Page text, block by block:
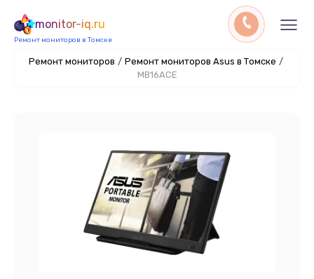
monitor-iq.ru
Ремонт мониторов в Томске
Ремонт мониторов / Ремонт мониторов Asus в Томске /
MB16ACE